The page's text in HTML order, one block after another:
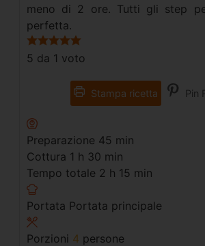
meno di 2 ore. Tutti gli step
perfetta.
5 da 1 voto
Stampa ricetta Pin
Preparazione 45 min
Cottura 1 h 30 min
Tempo totale 2 h 15 min
Portata Portata principale
Porzioni 4 persone